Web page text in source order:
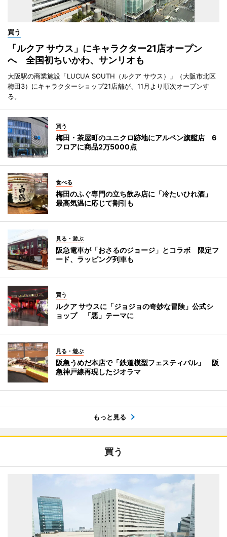
買う
「ルクア サウス」にキャラクター21店オープン
へ 全国初ちいかわ、サンリオも
大阪駅の商業施設「LUCUA SOUTH（ルクア サウス）」（大阪市北区
梅田3）にキャラクターショップ21店舗が、11月より順次オープンす
る。
買う
梅田・茶屋町のユニクロ跡地にアルペン旗艦店 6
フロアに商品2万5000点
食べる
梅田のふぐ専門の立ち飲み店に「冷たいひれ酒」
最高気温に応じて割引も
見る・遊ぶ
阪急電車が「おさるのジョージ」とコラボ 限定フ
ード、ラッピング列車も
買う
ルクア サウスに「ジョジョの奇妙な冒険」公式シ
ョップ 「悪」テーマに
見る・遊ぶ
阪急うめだ本店で「鉄道模型フェスティバル」 阪
急神戸線再現したジオラマ
もっと見る
買う